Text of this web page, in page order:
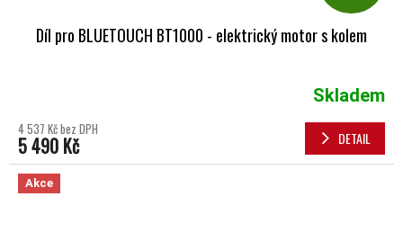
Díl pro BLUETOUCH BT1000 - elektrický motor s kolem
Skladem
4 537 Kč bez DPH
5 490 Kč DETAIL
Akce